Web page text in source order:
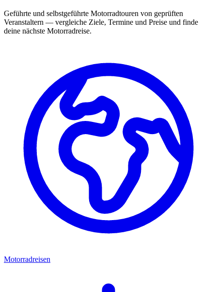
Geführte und selbstgeführte Motorradtouren von geprüften
Veranstaltern — vergleiche Ziele, Termine und Preise und finde
deine nächste Motorradreise.
Motorradreisen